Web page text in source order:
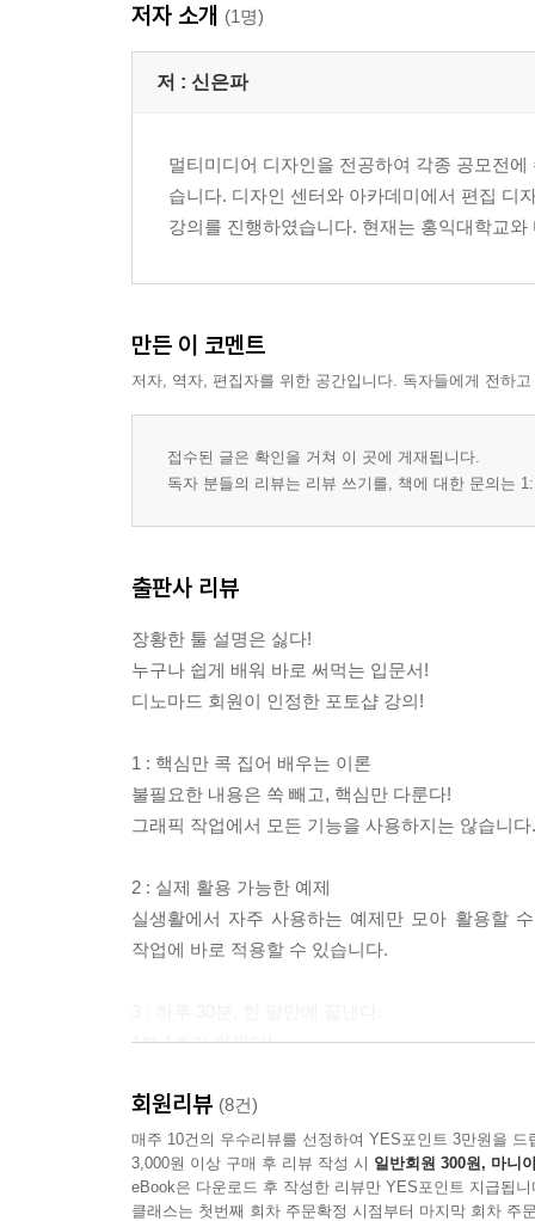
기본 예제 텍스트 뒤틀기 기능을 이용한 문자 형태
응용 예제 레이어 스타일을 이용한 초콜릿 문자 만
응용 예제 레이어 마스크를 이용한 도장 문자 만들
Specia Tip 문자를 자유롭게 다루기 위한 문자 속성
액션
기본 예제 액션을 이용한 여러 장의 이미지 크기
CHAPTER 1 프레임 애니메이션을 이용한 GIF 만
CHAPTER 2 비디오 타임라인을 이용한 자연스럽
응용 예제 키프레임을 이용한 GIF 애니메이션 만들
PART 16 이미지의 특정 부분을 추출하자
채널
기본 예제 색상 채널을 이용한 이미지 보정
CHAPTER 2 이미지의 가장자리를 자연스럽게 추
응용 예제 알파 채널을 이용한 바다 이미지 관련
Specia Tip 별색 인쇄를 위한 스팟 채널 만들기
찾아보기
저자 소개 (1명)
저 : 신은파
멀티미디어 디자인을 전공하여 각종 공모전
습니다. 디자인 센터와 아카데미에서 편집 디
강의를 진행하였습니다. 현재는 홍익대학교
만든 이 코멘트
저자, 역자, 편집자를 위한 공간입니다. 독자들에게 전하
접수된 글은 확인을 거쳐 이 곳에 게재됩니다.
독자 분들의 리뷰는 리뷰 쓰기를, 책에 대한 문의는
출판사 리뷰
장황한 툴 설명은 싫다!
누구나 쉽게 배워 바로 써먹는 입문서!
디노마드 회원이 인정한 포토샵 강의!
1 : 핵심만 콕 집어 배우는 이론
불필요한 내용은 쏙 빼고, 핵심만 다룬다!
그래픽 작업에서 모든 기능을 사용하지는 않습니
2 : 실제 활용 가능한 예제
실생활에서 자주 사용하는 예제만 모아 활용할
작업에 바로 적용할 수 있습니다.
1분 1초가 아깝다!
것입니다.
회원리뷰 (8건)
매주 10건의 우수리뷰를 선정하여 YES포인트 3만원을 드
3,000원 이상 구매 후 리뷰 작성 시 일반회원 300원, 마니
eBook은 다운로드 후 작성한 리뷰만 YES포인트 지급됩니
클래스는 첫번째 회차 주문확정 시점부터 마지막 회차 주